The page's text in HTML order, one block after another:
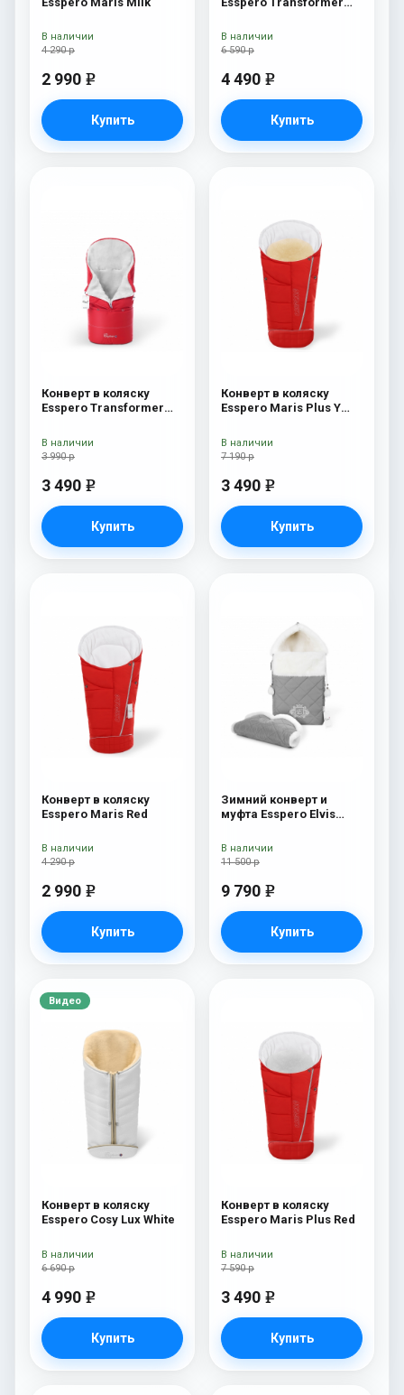
4 290 р
2 990 e
Купить
В наличии
100% шерсть) Navy
6 590 р
4 490 e
Купить
В наличии
Конверт в коляску
Esspero Transformer
100% шерсть) Red
3 990 р
3 490 e
Купить
В наличии
Конверт в коляску
Esspero Maris Plus Y
мех) Red
7 190 р
3 490 e
Купить
В наличии
Конверт в коляску
Esspero Maris Red
4 290 р
2 990 e
Купить
В наличии
Зимний конверт и
муфта Esspero Elvis
11 500 р
9 790 e
Купить
В наличии
Видео
Конверт в коляску
Esspero Cosy Lux White
6 690 р
4 990 e
Купить
В наличии
Конверт в коляску
Esspero Maris Plus Red
7 590 р
3 490 e
Купить
В наличии